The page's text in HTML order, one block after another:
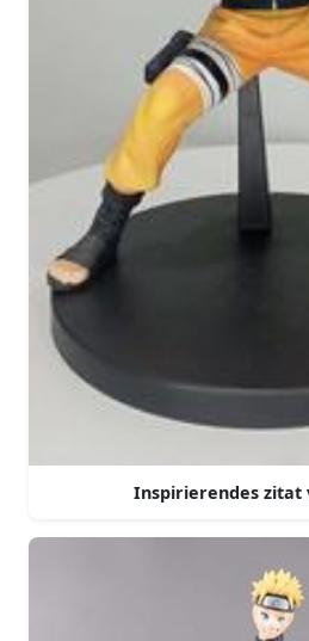
Inspirierendes zitat